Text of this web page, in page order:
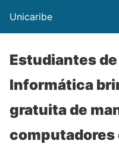
Unicaribe
Estudiantes
Informática
gratuita de
computadores